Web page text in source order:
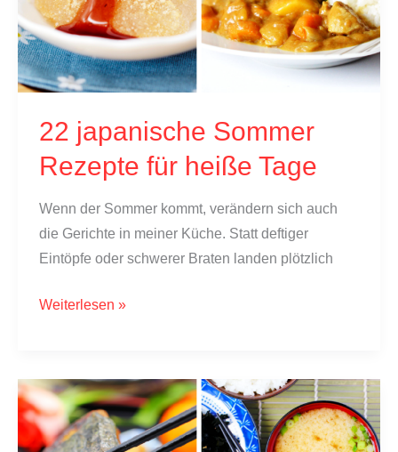
22 japanische Sommer
Rezepte für heiße Tage
Wenn der Sommer kommt, verändern sich auch
die Gerichte in meiner Küche. Statt deftiger
Eintöpfe oder schwerer Braten landen plötzlich
22
Rezepte
für
heiße
Weiterlesen »